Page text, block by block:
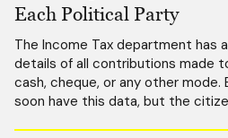
Each Political Party
The Income Tax department has
details of all contributions made
cash, cheque, or any other mode.
soon have this data, but the